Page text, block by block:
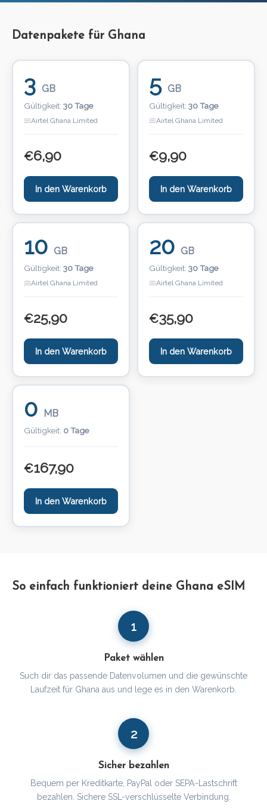
Datenpakete für Ghana
3 GB
Gültigkeit: 30 Tage
Airtel Ghana Limited
€6,90
In den Warenkorb
5 GB
Gültigkeit: 30 Tage
Airtel Ghana Limited
€9,90
In den Warenkorb
10 GB
Gültigkeit: 30 Tage
Airtel Ghana Limited
€25,90
In den Warenkorb
20 GB
Gültigkeit: 30 Tage
Airtel Ghana Limited
€35,90
In den Warenkorb
0 MB
Gültigkeit: 0 Tage
€167,90
In den Warenkorb
So einfach funktioniert deine Ghana eSIM
1
Paket wählen
Such dir das passende Datenvolumen und die gewünschte
Laufzeit für Ghana aus und lege es in den Warenkorb.
2
Sicher bezahlen
Bequem per Kreditkarte, PayPal oder SEPA-Lastschrift
bezahlen. Sichere SSL-verschlüsselte Verbindung.